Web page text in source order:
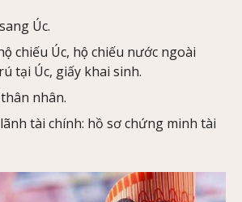
Úc.
chiếu Úc, hộ chiếu nước ngoài
tại Úc, giấy khai sinh.
nhân.
tài chính: hồ sơ chứng minh tài